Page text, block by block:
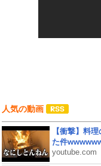
人気の動画
【衝撃】料
た件
youtube.com